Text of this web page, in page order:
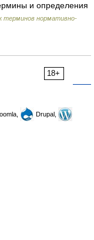
и определения
терминов нормативно-
18+
Drupal,